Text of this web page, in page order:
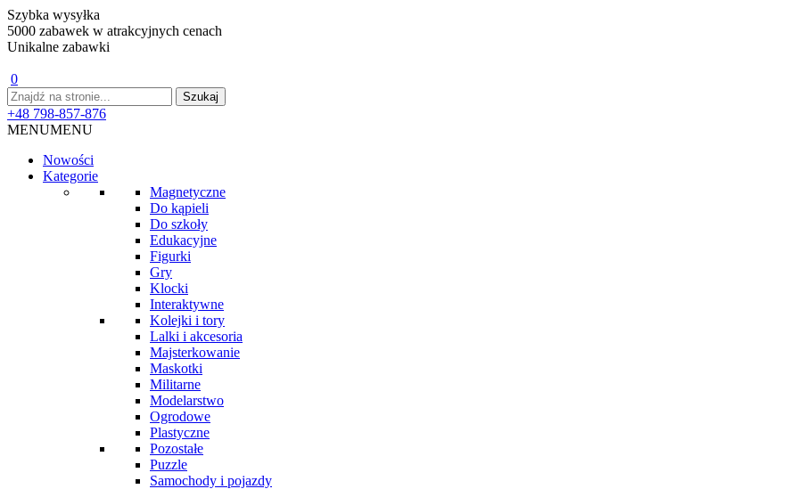
Szybka wysyłka
5000 zabawek w atrakcyjnych cenach
Unikalne zabawki
0
+48 798-857-876
MENUMENU
Nowości
Kategorie
Magnetyczne
Do kąpieli
Do szkoły
Edukacyjne
Figurki
Gry
Klocki
Interaktywne
Kolejki i tory
Lalki i akcesoria
Majsterkowanie
Maskotki
Militarne
Modelarstwo
Ogrodowe
Plastyczne
Pozostałe
Puzzle
Samochody i pojazdy